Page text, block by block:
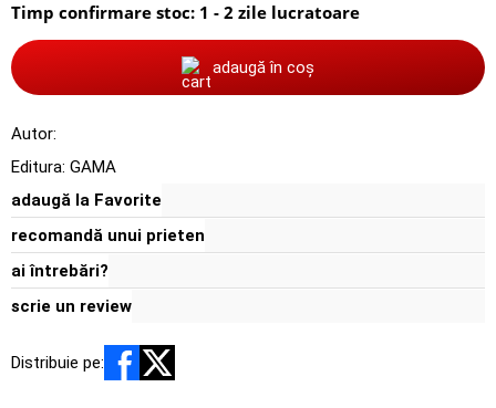
Timp confirmare stoc: 1 - 2 zile lucratoare
adaugă în coș
Autor:
Editura: GAMA
adaugă la Favorite
recomandă unui prieten
ai întrebări?
scrie un review
Distribuie pe: